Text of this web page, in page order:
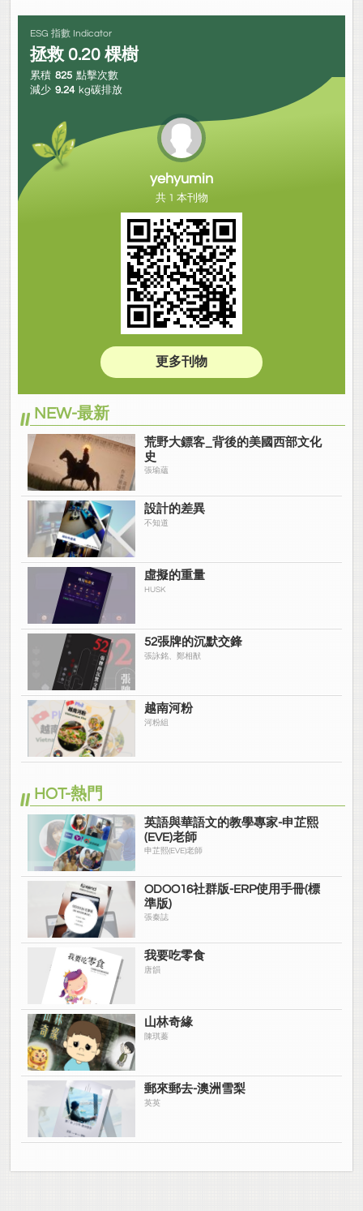
ESG 指數 Indicator
拯救 0.20 棵樹
累積 825 點擊次數
減少 9.24 kg碳排放
yehyumin
共 1 本刊物
更多刊物
NEW-最新
荒野大鏢客_背後的美國西部文化
史
張瑜蘊
設計的差異
不知道
虛擬的重量
HUSK
52張牌的沉默交鋒
張詠銘、鄭相猷
越南河粉
河粉組
HOT-熱門
英語與華語文的教學專家-申芷熙
(EVE)老師
申芷熙(EVE)老師
ODOO16社群版-ERP使用手冊(標
準版)
張秦誌
我要吃零食
唐韻
山林奇緣
陳琪蓁
郵來郵去-澳洲雪梨
英英